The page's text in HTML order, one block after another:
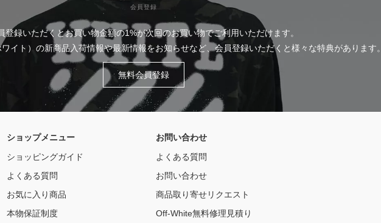
会員登録
登録いただくとお買い物金額の1%が次回のお買い物でご利用いただけます。
イト）の新商品入荷情報や最新情報をお知らせなど、会員登録いただくと様々な特典があります。
無料会員登録
ショップメニュー
ショッピングガイド
よくある質問
お気に入り商品
本物保証制度
お問い合わせ
よくある質問
お問い合わせ
商品取り寄せリクエスト
Off-White無料修理見積り